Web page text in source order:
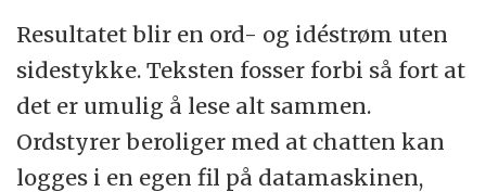
Resultatet blir en ord- og idéstrøm uten
sidestykke. Teksten fosser forbi så fort at
det er umulig å lese alt sammen.
Ordstyrer beroliger med at chatten kan
logges i en egen fil på datamaskinen,